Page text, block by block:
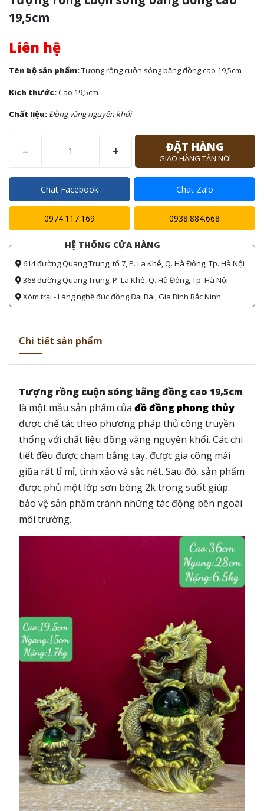
19,5cm
Liên hệ
Tên bộ sản phẩm:Tượng rồng cuộn sóng bằng đồng cao 19,5cm
Kích thước:Cao 19,5cm
Chất liệu: Đồng vàng nguyên khối
– + ĐẶT HÀNG
GIAO HÀNG TẬN NƠI
Chat Facebook Chat Zalo
0974.117.169 0938.884.668
HỆ THỐNG CỬA HÀNG
614 đường Quang Trung, tổ 7, P. La Khê, Q. Hà Đông, Tp. Hà Nội
368 đường Quang Trung, P. La Khê, Q. Hà Đông, Tp. Hà Nội
Xóm trại - Làng nghề đúc đồng Đại Bái, Gia Bình Bắc Ninh
Chi tiết sản phẩm
Tượng rồng cuộn sóng bằng đồng cao 19,5cm
là một mẫu sản phẩm của đồ đồng phong thủy
được chế tác theo phương pháp thủ công truyền
thống với chất liệu đồng vàng nguyên khối. Các chi
tiết đều được chạm bằng tay, được gia công mài
giũa rất tỉ mỉ, tinh xảo và sắc nét. Sau đó, sản phẩm
được phủ một lớp sơn bóng 2k trong suốt giúp
bảo vệ sản phẩm tránh những tác động bên ngoài
môi trường.